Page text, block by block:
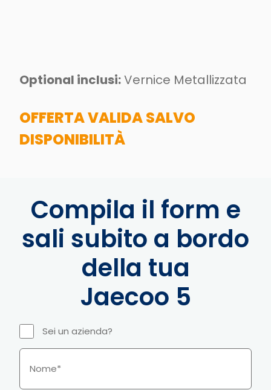
Optional inclusi:Vernice Metallizzata
OFFERTA VALIDA SALVO
DISPONIBILITÀ
Compila il form e
sali subito a bordo
della tua
Jaecoo 5
Sei un azienda?